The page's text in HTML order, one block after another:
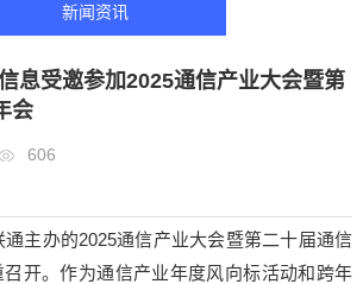
新闻资讯
息受邀参加2025通信产业大会暨第
会
606
通主办的2025通信产业大会暨第二十届通信
开。作为通信产业年度风向标活动和跨年